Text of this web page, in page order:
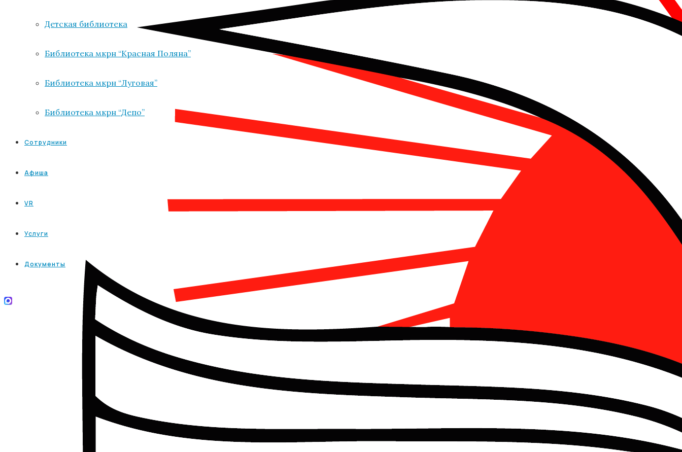
Детская библиотека
Библиотека мкрн “Красная Поляна”
Библиотека мкрн “Луговая”
Библиотека мкрн “Депо”
Сотрудники
Афиша
VR
Услуги
Документы